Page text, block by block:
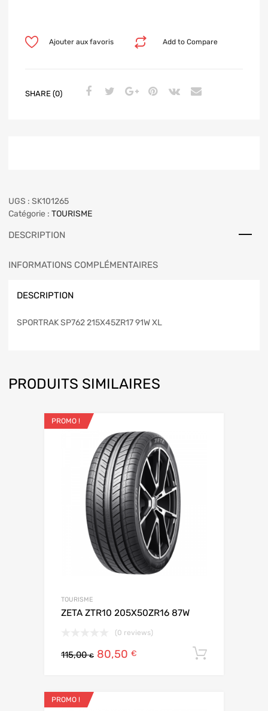
Add to Compare
Ajouter aux favoris
SHARE (0)
UGS : SK101265
Catégorie : TOURISME
DESCRIPTION
INFORMATIONS COMPLÉMENTAIRES
DESCRIPTION
SPORTRAK SP762 215X45ZR17 91W XL
PRODUITS SIMILAIRES
PROMO !
TOURISME
ZETA ZTR10 205X50ZR16 87W
(0 reviews)
115,00€ 80,50 €
PROMO !